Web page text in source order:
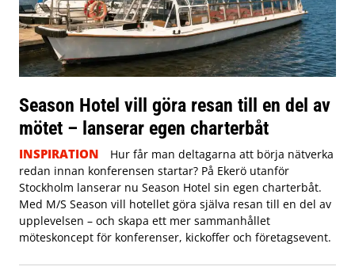
Season Hotel vill göra resan till en del av
mötet – lanserar egen charterbåt
INSPIRATION
Hur får man deltagarna att börja nätverka
redan innan konferensen startar? På Ekerö utanför
Stockholm lanserar nu Season Hotel sin egen charterbåt.
Med M/S Season vill hotellet göra själva resan till en del av
upplevelsen – och skapa ett mer sammanhållet
möteskoncept för konferenser, kickoffer och företagsevent.